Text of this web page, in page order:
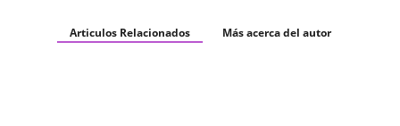
Articulos Relacionados Más acerca del autor